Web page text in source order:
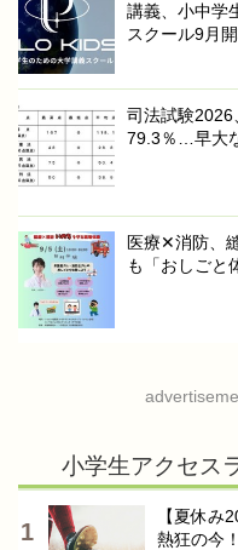
講義、小中学
スクール9月
司法試験2026
79.3％…早大
医療✕消防、
も「おしごと
小学生アクセス
【夏休み
熱狂の今